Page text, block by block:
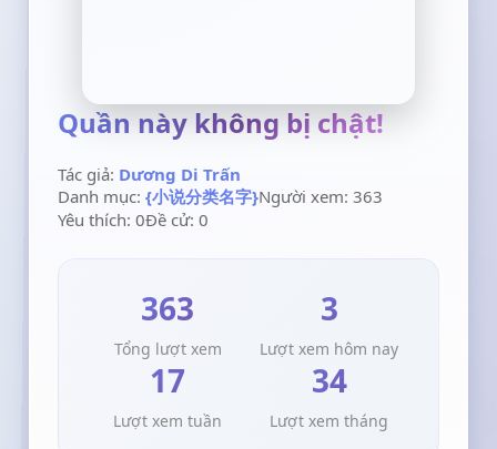
Quần này không bị chật!
Tác giả: Dương Di Trấn
Danh mục:{小说分类名字}Người xem: 363
Yêu thích: 0Đề cử: 0
363
Tổng lượt xem
3
Lượt xem hôm nay
17
Lượt xem tuần
34
Lượt xem tháng